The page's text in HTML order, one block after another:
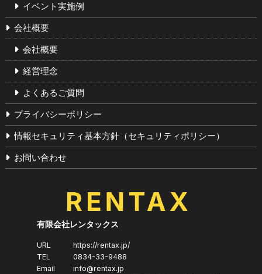
イベント実施例
会社概要
会社概要
経営理念
よくあるご質問
プライバシーポリシー
情報セキュリティ基本方針（セキュリティポリシー）
お問い合わせ
有限会社レンタックス
URL
https://rentax.jp/
TEL
0834-33-9488
Email
info@rentax.jp